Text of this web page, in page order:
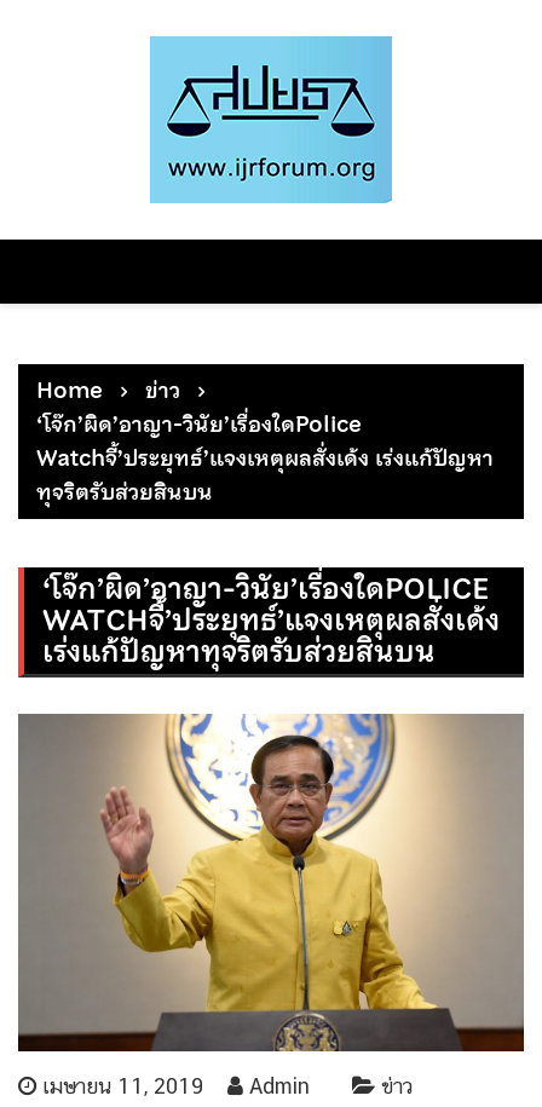
Home
ข่าว
‘โจ๊ก’ผิด’อาญา-วินัย’เรื่องใดPolice
Watchจี้’ประยุทธ์’แจงเหตุผลสั่งเด้ง เร่งแก้ปัญหา
ทุจริตรับส่วยสินบน
‘โจ๊ก’ผิด’อาญา-วินัย’เรื่องใดPOLICE
WATCHจี้’ประยุทธ์’แจงเหตุผลสั่งเด้ง
เร่งแก้ปัญหาทุจริตรับส่วยสินบน
เมษายน 11, 2019 Admin ข่าว